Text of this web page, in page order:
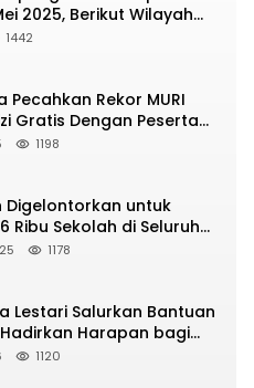
2025, Berikut Wilayah
1442
Pecahkan Rekor MURI
Gratis Dengan Peserta
1198
Digelontorkan untuk
Ribu Sekolah di Seluruh
1178
Lestari Salurkan Bantuan
Harapan bagi
di Sumatera
1120